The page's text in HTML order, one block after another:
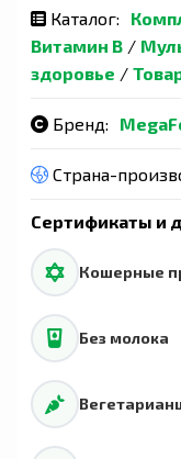
Каталог:
Витамин B /
здоровье /
Бренд:
Страна-
Сертификаты и
Кошерные
Без молока